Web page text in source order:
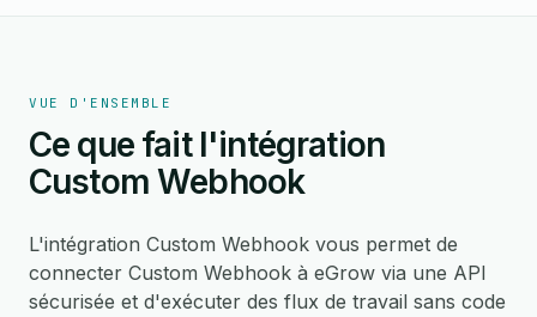
VUE D'ENSEMBLE
Ce que fait l'intégration
Custom Webhook
L'intégration Custom Webhook vous permet de
connecter Custom Webhook à eGrow via une API
sécurisée et d'exécuter des flux de travail sans code